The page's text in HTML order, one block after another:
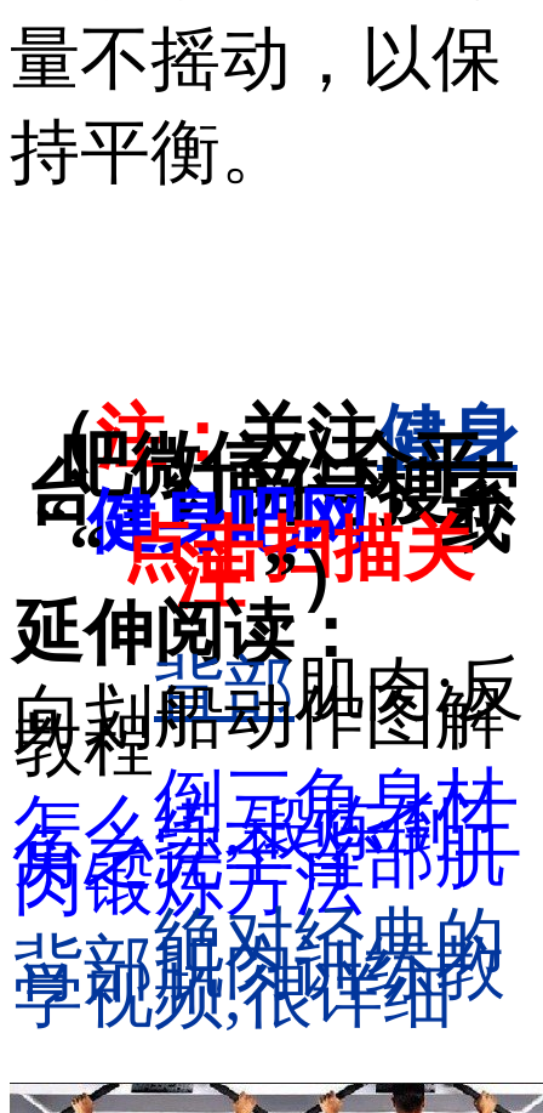
量不摇动，以保
持平衡。
（注：关注健身
吧微信公众平
台，订阅号搜索
“健身吧网” 或
“ 点击扫描关
注 ”）
延伸阅读：
背部肌肉:反
向划船动作图解
教程
倒三角身材
怎么练,锻炼倒三
角之完全背部肌
肉锻炼方法
绝对经典的
背部肌肉训练教
学视频,很详细